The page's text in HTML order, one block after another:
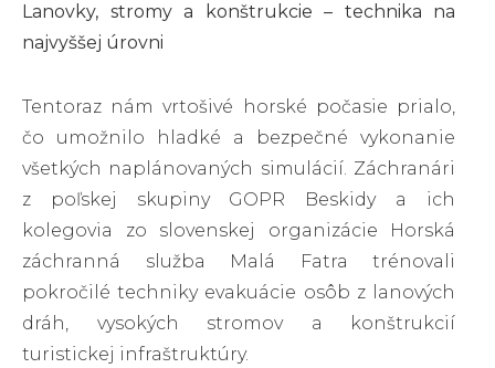
Lanovky, stromy a konštrukcie – technika na
najvyššej úrovni
Tentoraz nám vrtošivé horské počasie prialo,
čo umožnilo hladké a bezpečné vykonanie
všetkých naplánovaných simulácií. Záchranári
z poľskej skupiny GOPR Beskidy a ich
kolegovia zo slovenskej organizácie Horská
záchranná služba Malá Fatra trénovali
pokročilé techniky evakuácie osôb z lanových
dráh, vysokých stromov a konštrukcií
turistickej infraštruktúry.